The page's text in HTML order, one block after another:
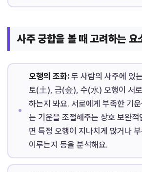
사주 궁합을 볼 때 고려하는 요
오행의 조화:두 사람의 사주에 있
토(土), 금(金), 수(水) 오행이 서
하는지 봐요. 서로에게 부족한 기
는 기운을 조절해주는 상호 보완적
면 특정 오행이 지나치게 많거나
이루는지 등을 분석해요.